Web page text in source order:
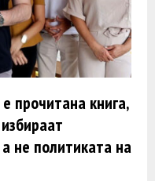
прочитана книга,
не политиката на